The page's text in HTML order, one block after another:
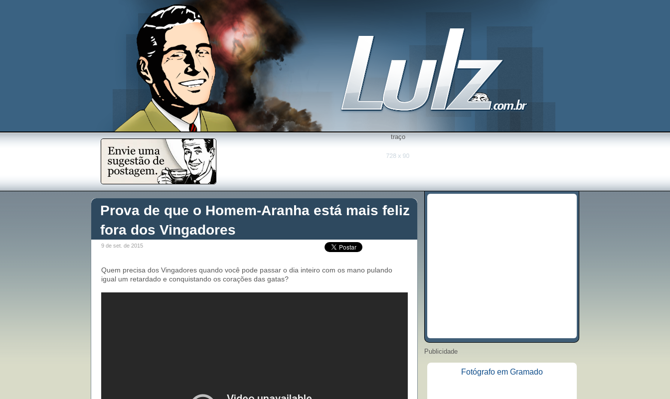
traço
Prova de que o Homem-Aranha está mais feliz
fora dos Vingadores
9 de set. de 2015
Quem precisa dos Vingadores quando você pode passar o dia inteiro com os mano pulando
igual um retardado e conquistando os corações das gatas?
Publicidade
Fotógrafo em Gramado